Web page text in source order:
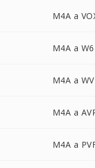
M4A a
M4A a
M4A a
M4A a
M4A a